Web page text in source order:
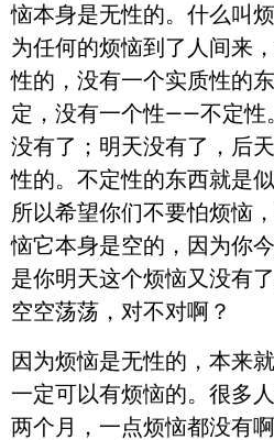
恼本身是无性的。什么叫
为任何的烦恼到了人间来
性的，没有一个实质性的
定，没有一个性——不定性
没有了；明天没有了，后
性的。不定性的东西就是
所以希望你们不要怕烦恼
恼它本身是空的，因为你
是你明天这个烦恼又没有
空空荡荡，对不对啊？
因为烦恼是无性的，本来
一定可以有烦恼的。很多
两个月，一点烦恼都没有